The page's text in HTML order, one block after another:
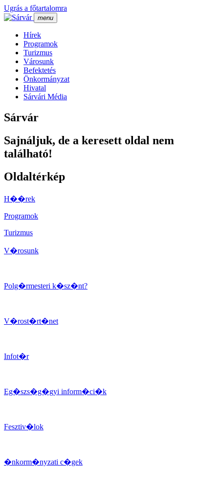
Ugrás a főtartalomra
menu
Hí­rek
Programok
Turizmus
Városunk
Befektetés
Önkormányzat
Hivatal
Sárvári Média
Sárvár
Sajnáljuk, de a keresett oldal nem
található!
Oldaltérkép
H��rek
Programok
Turizmus
V�rosunk
Polg�rmesteri k�sz�nt?
V�rost�rt�net
Infot�r
Eg�szs�g�gyi inform�ci�k
Fesztiv�lok
�nkorm�nyzati c�gek